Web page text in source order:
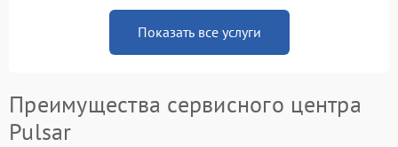
Показать все услуги
Преимущества сервисного центра
Pulsar